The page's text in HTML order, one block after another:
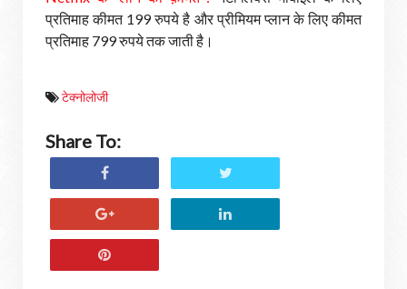
प्रतिमाह कीमत 199 रुपये है और प्रीमियम प्लान के लिए कीमत
प्रतिमाह 799 रुपये तक जाती है।
टेक्नोलोजी
Share To: